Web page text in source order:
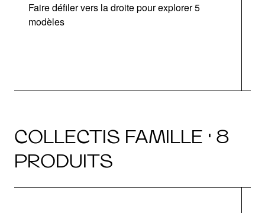
Faire défiler vers la droite pour explorer 5
modèles
COLLECTIS FAMILLE · 8
PRODUITS